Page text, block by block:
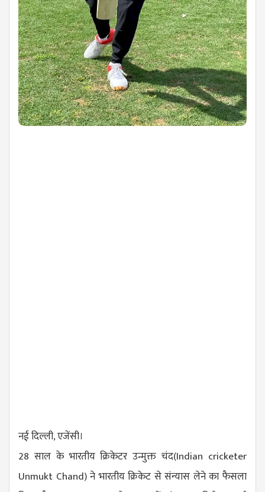
नई दिल्ली, एजेंसी।
28 साल के भारतीय क्रिकेटर उन्मुक्त चंद(Indian cricketer
Unmukt Chand) ने भारतीय क्रिकेट से संन्यास लेने का फैसला